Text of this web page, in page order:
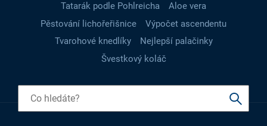
Tatarák podle Pohlreicha
Aloe vera
Pěstování lichořeřišnice
Výpočet ascendentu
Tvarohové knedlíky
Nejlepší palačinky
Švestkový koláč